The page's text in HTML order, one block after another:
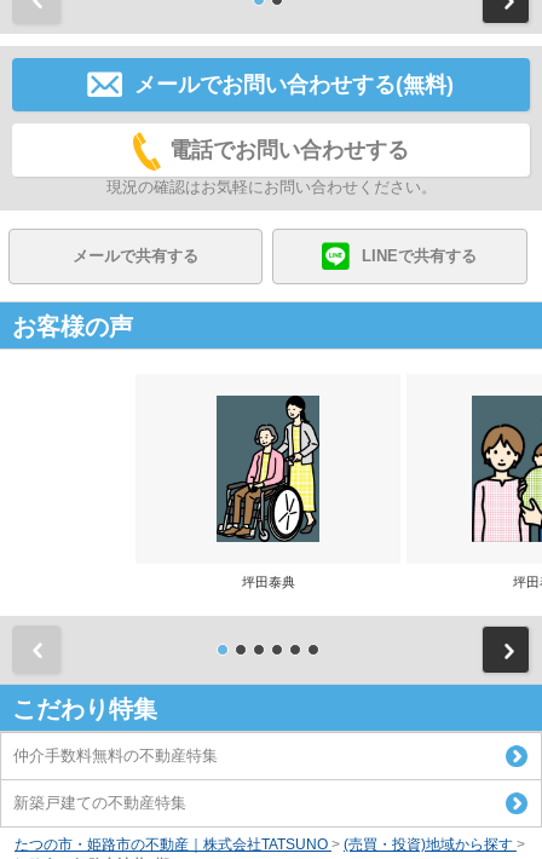
メールでお問い合わせする(無料)
電話でお問い合わせする
現況の確認はお気軽にお問い合わせください。
メールで共有する LINEで共有する
お客様の声
坪田泰典 坪田
こだわり特集
仲介手数料無料の不動産特集
新築戸建ての不動産特集
たつの市・姫路市の不動産｜株式会社TATSUNO > (売買・投資)地域から探す >